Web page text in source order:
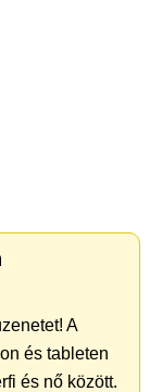
A
és tableten
és nő között.